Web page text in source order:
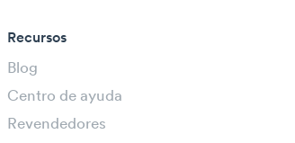
Recursos
Blog
Centro de ayuda
Revendedores